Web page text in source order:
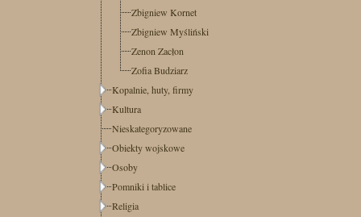
Zbigniew Kornet
Zbigniew Myśliński
Zenon Zacłon
Zofia Budziarz
Kopalnie, huty, firmy
Kultura
Nieskategoryzowane
Obiekty wojskowe
Osoby
Pomniki i tablice
Religia